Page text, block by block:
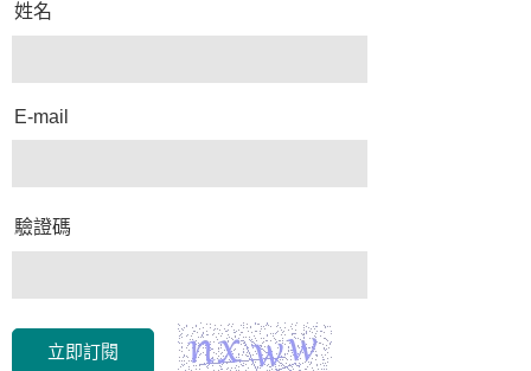
姓名
E-mail
驗證碼
立即訂閱